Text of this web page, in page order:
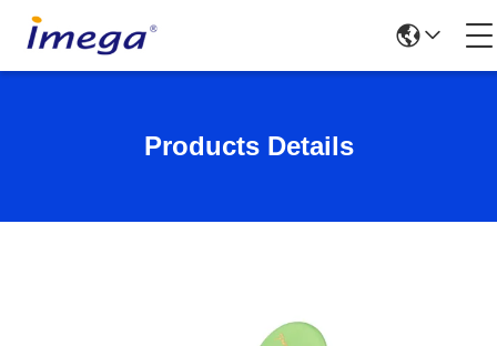
Products Details